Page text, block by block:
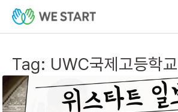
Tag: UWC국제고등학교